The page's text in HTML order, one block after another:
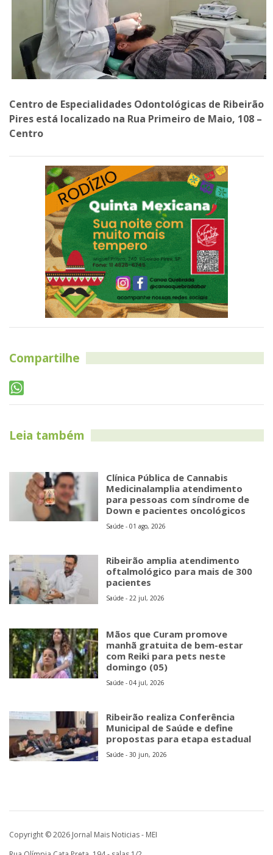
Centro de Especialidades Odontológicas de Ribeirão
Pires está localizado na Rua Primeiro de Maio, 108 –
Centro
Compartilhe
Leia também
Clínica Pública de Cannabis
Medicinalamplia atendimento
para pessoas com síndrome de
Down e pacientes oncológicos
Saúde - 01 ago, 2026
Ribeirão amplia atendimento
oftalmológico para mais de 300
pacientes
Saúde - 22 jul, 2026
Mãos que Curam promove
manhã gratuita de bem-estar
com Reiki para pets neste
domingo (05)
Saúde - 04 jul, 2026
Ribeirão realiza Conferência
Municipal de Saúde e define
propostas para etapa estadual
Saúde - 30 jun, 2026
Copyright © 2026 Jornal Mais Noticias - MEI